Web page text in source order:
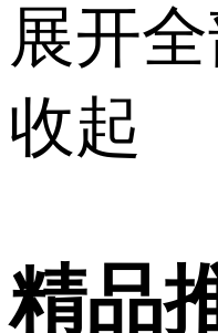
展开
收起
精品